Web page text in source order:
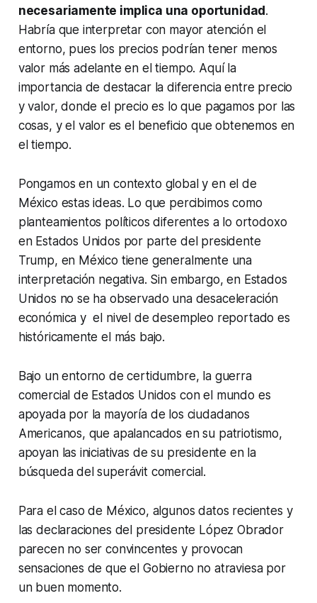
necesariamente implica una oportunidad .
Habría que interpretar con mayor atención el
entorno, pues los precios podrían tener menos
valor más adelante en el tiempo. Aquí la
importancia de destacar la diferencia entre precio
y valor, donde el precio es lo que pagamos por las
cosas, y el valores el beneficio que obtenemos en
el tiempo.
Pongamos en un contexto global y en el de
México estas ideas. Lo que percibimos como
planteamientos políticos diferentes a lo ortodoxo
en Estados Unidos por parte del presidente
Trump, en México tiene generalmente una
interpretación negativa. Sin embargo, en Estados
Unidos no se ha observado una desaceleración
económica y el nivel de desempleo reportado es
históricamente el más bajo.
Bajo un entorno de certidumbre, la guerra
comercial de Estados Unidos con el mundo es
apoyada por la mayoría de los ciudadanos
Americanos, que apalancados en su patriotismo,
apoyan las iniciativas de su presidente en la
búsqueda del superávit comercial.
Para el caso de México, algunos datos recientes y
las declaraciones del presidente López Obrador
parecen no ser convincentes y provocan
sensaciones de que el Gobierno no atraviesa por
un buen momento.